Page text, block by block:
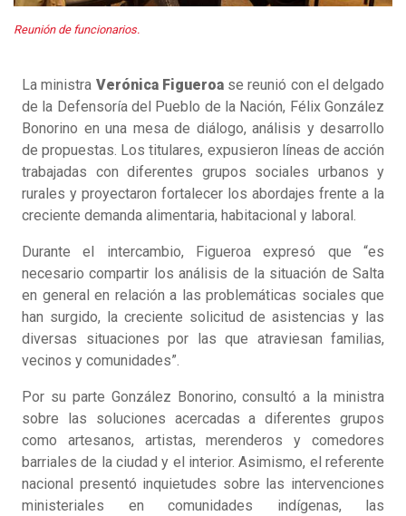
Reunión de funcionarios.
La ministra Verónica Figueroase reunió con el delgado
de la Defensoría del Pueblo de la Nación, Félix González
Bonorino en una mesa de diálogo, análisis y desarrollo
de propuestas. Los titulares, expusieron líneas de acción
trabajadas con diferentes grupos sociales urbanos y
rurales y proyectaron fortalecer los abordajes frente a la
creciente demanda alimentaria, habitacional y laboral.
Durante el intercambio, Figueroa expresó que “es
necesario compartir los análisis de la situación de Salta
en general en relación a las problemáticas sociales que
han surgido, la creciente solicitud de asistencias y las
diversas situaciones por las que atraviesan familias,
vecinos y comunidades”.
Por su parte González Bonorino, consultó a la ministra
sobre las soluciones acercadas a diferentes grupos
como artesanos, artistas, merenderos y comedores
barriales de la ciudad y el interior. Asimismo, el referente
nacional presentó inquietudes sobre las intervenciones
ministeriales en comunidades indígenas, las